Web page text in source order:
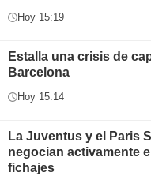
Hoy 15:19
Estalla una crisis de
Barcelona
Hoy 15:14
La Juventus y el Paris
negocian activamente
fichajes